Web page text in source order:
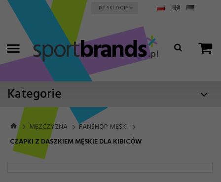
currency_h
POLSKI ZŁOTY
Kategorie
MĘŻCZYZNA
FANSHOP MĘSKI
CZAPKI Z DASZKIEM MĘSKIE DLA KIBICÓW